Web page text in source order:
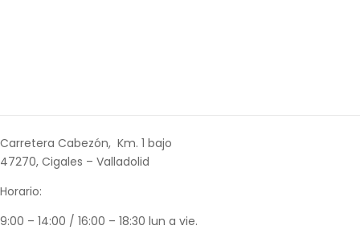
Carretera Cabezón, Km. 1 bajo
47270, Cigales – Valladolid
Horario:
9:00 – 14:00 / 16:00 – 18:30 lun a vie.